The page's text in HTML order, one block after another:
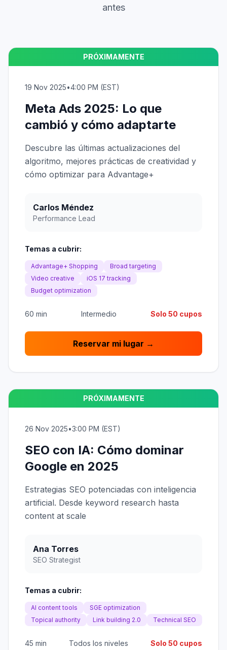
antes
PRÓXIMAMENTE
19 Nov 2025•4:00 PM (EST)
Meta Ads 2025: Lo que
cambió y cómo adaptarte
Descubre las últimas actualizaciones del
algoritmo, mejores prácticas de creatividad y
cómo optimizar para Advantage+
Carlos Méndez
Performance Lead
Temas a cubrir:
Advantage+ Shopping
Broad targeting
Video creative
iOS 17 tracking
Budget optimization
60 min Intermedio Solo 50 cupos
Reservar mi lugar →
PRÓXIMAMENTE
26 Nov 2025•3:00 PM (EST)
SEO con IA: Cómo dominar
Google en 2025
Estrategias SEO potenciadas con inteligencia
artificial. Desde keyword research hasta
content at scale
Ana Torres
SEO Strategist
Temas a cubrir:
AI content tools
SGE optimization
Topical authority
Link building 2.0 Technical SEO
45 min Todos los niveles Solo 50 cupos